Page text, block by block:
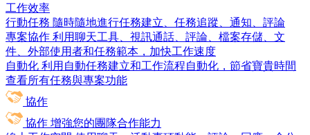
工作效率
行動任務 隨時隨地進行任務建立、任務追蹤、通知、評論
專案協作 利用聊天工具、視訊通話、評論、檔案存儲、文
件、外部使用者和任務範本，加快工作速度
自動化 利用自動任務建立和工作流程自動化，節省寶貴時間
查看所有任務與專案功能
協作
協作 增強您的團隊合作能力